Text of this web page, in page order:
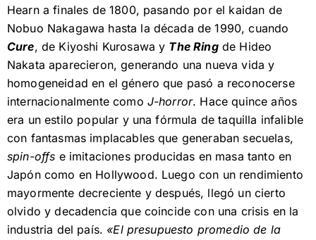
Hearn a finales de 1800, pasando por el kaidan de
Nobuo Nakagawa hasta la década de 1990, cuando
Cure, de Kiyoshi Kurosawa y The Ringde Hideo
Nakata aparecieron, generando una nueva vida y
homogeneidad en el género que pasó a reconocerse
internacionalmente como J-horror. Hace quince años
era un estilo popular y una fórmula de taquilla infalible
con fantasmas implacables que generaban secuelas,
spin-offs e imitaciones producidas en masa tanto en
Japón como en Hollywood. Luego con un rendimiento
mayormente decreciente y después, llegó un cierto
olvido y decadencia que coincide con una crisis en la
industria del país. «El presupuesto promedio de la